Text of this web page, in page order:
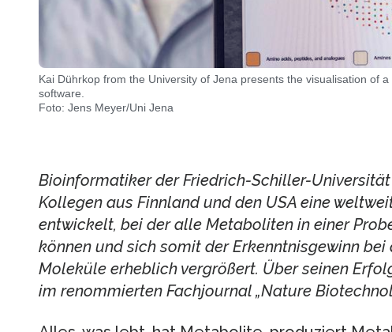
Kai Dührkop from the University of Jena presents the visualisation of
software.
Foto: Jens Meyer/Uni Jena
Bioinformatiker der Friedrich-Schiller-
Kollegen aus Finnland und den USA eine
entwickelt, bei der alle Metaboliten in einer
können und sich somit der Erkenntnisgewinn
Moleküle erheblich vergrößert. Über seinen
im renommierten Fachjournal „Nature